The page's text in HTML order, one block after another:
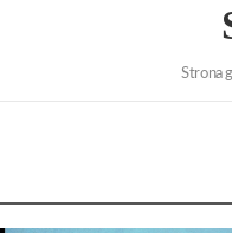
Strona